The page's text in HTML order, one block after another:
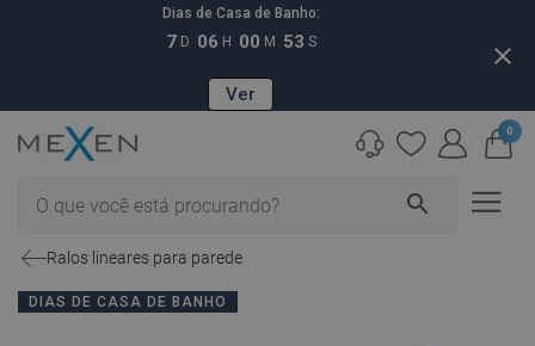
Dias de Casa de Banho:
7 D 06 H 00 M 52 S
Ver
close
search
0
Ralos lineares para parede
DIAS DE CASA DE BANHO